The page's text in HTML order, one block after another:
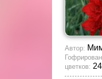
Автор:
цветков: